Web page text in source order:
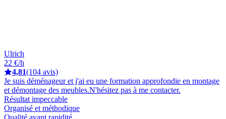
Ulrich
22 €/h
4,81(104 avis)
Je suis déménageur et j'ai eu une formation approfondie en montage
et démontage des meubles.N'hésitez pas à me contacter.
Résultat impeccable
Organisé et méthodique
Qualité avant rapidité